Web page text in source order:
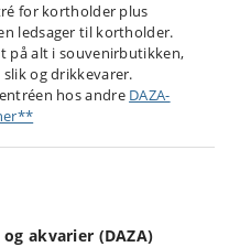
for kortholder plus
ledsager til kortholder.
på alt i souvenirbutikken,
og drikkevarer.
hos andre DAZA-
akvarier (DAZA)